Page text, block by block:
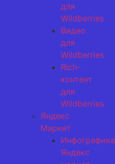
для
Wildberries
Видео
для
Wildberries
Rich-
контент
для
Wildberries
Яндекс
Маркет
Инфографика
Яндекс